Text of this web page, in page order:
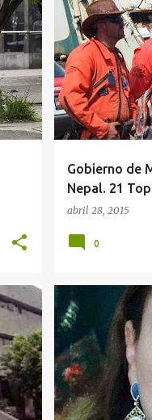
Gobierno de
Nepal. 21
abril 28, 2015
0